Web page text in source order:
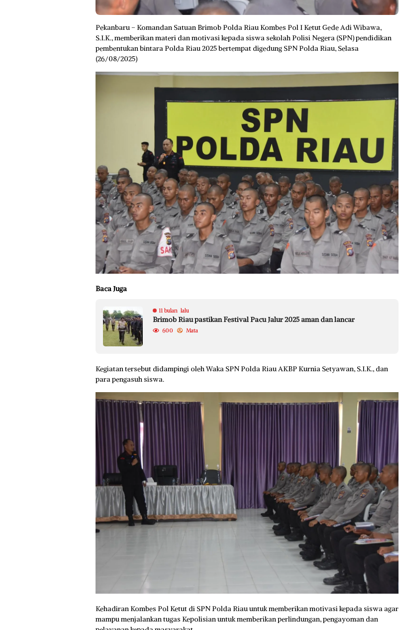
Pekanbaru – Komandan Satuan Brimob Polda Riau Kombes Pol I Ketut Gede Adi Wibawa,
S.I.K., memberikan materi dan motivasi kepada siswa sekolah Polisi Negera (SPN) pendidikan
pembentukan bintara Polda Riau 2025 bertempat digedung SPN Polda Riau, Selasa
(26/08/2025)
Baca Juga
11 bulan lalu
Brimob Riau pastikan Festival Pacu Jalur 2025 aman dan lancar
600 Mata
Kegiatan tersebut didampingi oleh Waka SPN Polda Riau AKBP Kurnia Setyawan, S.I.K., dan
para pengasuh siswa.
Kehadiran Kombes Pol Ketut di SPN Polda Riau untuk memberikan motivasi kepada siswa agar
mampu menjalankan tugas Kepolisian untuk memberikan perlindungan, pengayoman dan